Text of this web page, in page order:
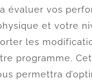
évaluer vos
et votre
les
programme.
permettra